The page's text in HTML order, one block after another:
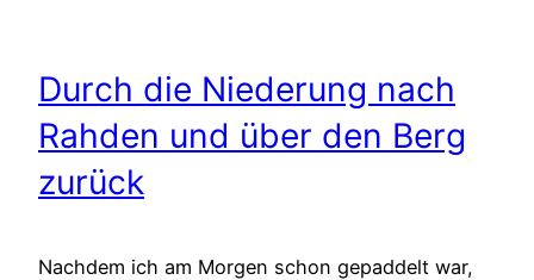
Durch die Niederung nach
Rahden und über den Berg
zurück
Nachdem ich am Morgen schon gepaddelt war,